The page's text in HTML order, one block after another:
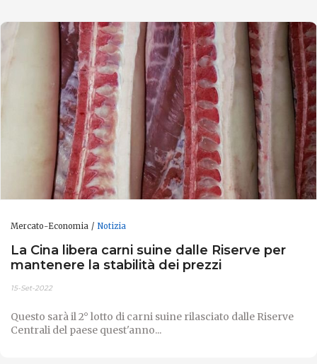
Mercato-Economia Notizia
La Cina libera carni suine dalle Riserve per
mantenere la stabilità dei prezzi
15-Set-2022
Questo sarà il 2° lotto di carni suine rilasciato dalle Riserve
Centrali del paese quest'anno...